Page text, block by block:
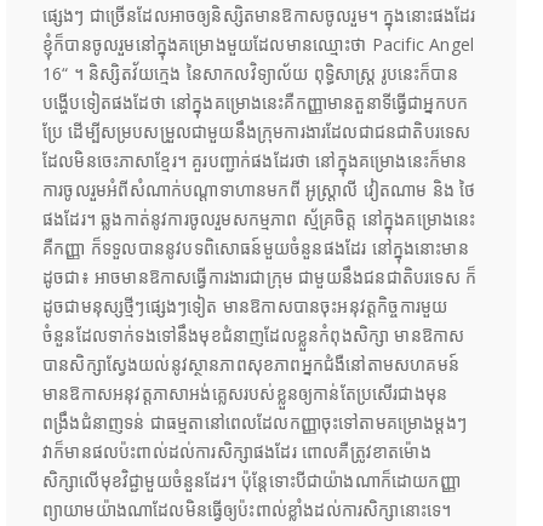
ផ្សេងៗ ជាច្រើនដែលអាចឲ្យនិស្សិតមានឱកាសចូលរួម។ ក្នុងនោះផងដែរ
ខ្ញុំក៏បានចូលរួមនៅក្នុងគម្រោងមួយដែលមានឈ្មោះថា Pacific Angel
16“ ។ និស្សិតវ័យក្មេង នៃសាកលវិទ្យាល័យ ពុទ្ធិសាស្ត្រ រូបនេះក៏បាន
បង្ហើបទៀតផងដែថា នៅក្នុងគម្រោងនេះគឺកញ្ញាមានតួនាទីធ្វើជាអ្នកបក
ប្រែ ដើម្បីសម្របសម្រួលជាមួយនឹងក្រុមការងារដែលជាជនជាតិបរទេស
ដែលមិនចេះភាសាខ្មែរ។ គួរបញ្ជាក់ផងដែរថា នៅក្នុងគម្រោងនេះក៏មាន
ការចូលរួមអំពីសំណាក់បណ្តាទាហានមកពី អូស្ត្រាលី វៀតណាម និង ថៃ
ផងដែរ។ ឆ្លងកាត់នូវការចូលរួមសកម្មភាព ស្ម័គ្រចិត្ត នៅក្នុងគម្រោងនេះ
គឺកញ្ញា ក៏ទទួលបាននូវបទពិសោធន៍មួយចំនួនផងដែរ នៅក្នុងនោះមាន
ដូចជា៖​ អាចមានឱកាសធ្វើការងារជាក្រុម ជាមួយនឹងជនជាតិបរទេស ក៏
ដូចជាមនុស្សថ្មីៗផ្សេងៗទៀត មានឱកាសបានចុះអនុវត្តកិច្ចការមួយ
ចំនួនដែលទាក់ទងទៅនឹងមុខជំនាញដែលខ្លួនកំពុងសិក្សា មានឱកាស
បានសិក្សាស្វែងយល់នូវស្ថានភាពសុខភាពអ្នកជំងឺនៅតាមសហគមន៍
មានឱកាសអនុវត្តភាសាអង់គ្លេសរបស់ខ្លួនឲ្យកាន់តែប្រសើរជាងមុន
ពង្រឹងជំនាញទន់ ជាធម្មតានៅពេលដែលកញ្ញាចុះទៅតាមគម្រោងម្តងៗ
វាក៏មានផលប៉ះពាល់ដល់ការសិក្សាផងដែរ ពោលគឺត្រូវខាតម៉ោង
សិក្សាលើមុខវិជ្ជាមួយចំនួនដែរ។ ប៉ុន្តែទោះបីជាយ៉ាងណាក៏ដោយកញ្ញា
ព្យាយាមយ៉ាងណាដែលមិនធ្វើឲ្យប៉ះពាល់ខ្លាំងដល់ការសិក្សានោះទេ។